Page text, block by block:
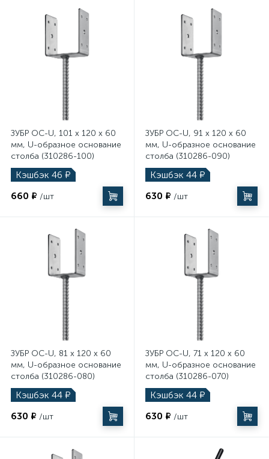
ЗУБР ОС-U, 101 x 120 x 60
мм, U-образное основание
столба (310286-100)
Кэшбэк 46 ₽
660 ₽ /шт
ЗУБР ОС-U, 91 x 120 x 60
мм, U-образное основание
столба (310286-090)
Кэшбэк 44 ₽
630 ₽ /шт
ЗУБР ОС-U, 81 x 120 x 60
мм, U-образное основание
столба (310286-080)
Кэшбэк 44 ₽
630 ₽ /шт
ЗУБР ОС-U, 71 x 120 x 60
мм, U-образное основание
столба (310286-070)
Кэшбэк 44 ₽
630 ₽ /шт